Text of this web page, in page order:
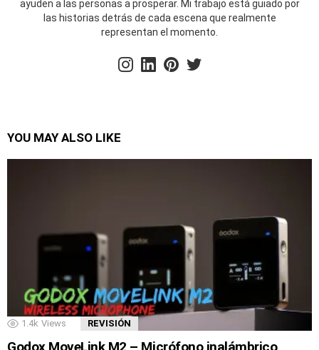
ayuden a las personas a prosperar. Mi trabajo está guiado por
las historias detrás de cada escena que realmente
representan el momento.
instagram
linkedin
YOU MAY ALSO LIKE
1.4k Views REVISIÓN